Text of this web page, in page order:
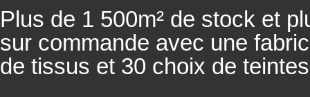
Plus de 1 500m² de stock et
sur commande avec une
de tissus et 30 choix de